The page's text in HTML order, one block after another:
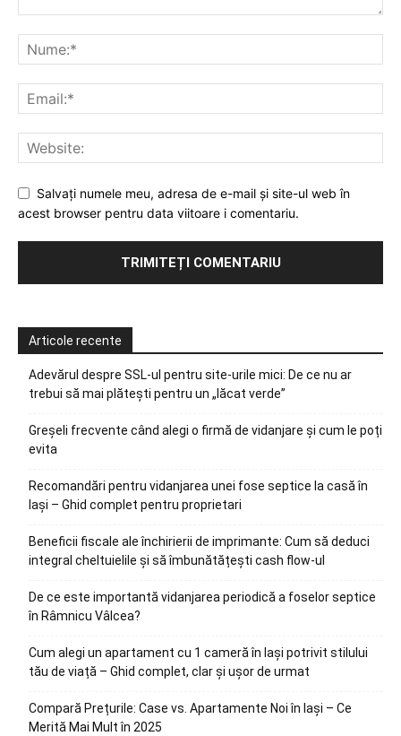
Salvați numele meu, adresa de e-mail și site-ul web în
acest browser pentru data viitoare i comentariu.
Articole recente
Adevărul despre SSL-ul pentru site-urile mici: De ce nu ar
trebui să mai plătești pentru un „lăcat verde”
Greșeli frecvente când alegi o firmă de vidanjare și cum le poți
evita
Recomandări pentru vidanjarea unei fose septice la casă în
Iași – Ghid complet pentru proprietari
Beneficii fiscale ale închirierii de imprimante: Cum să deduci
integral cheltuielile și să îmbunătățești cash flow-ul
De ce este importantă vidanjarea periodică a foselor septice
în Râmnicu Vâlcea?
Cum alegi un apartament cu 1 cameră în Iași potrivit stilului
tău de viață – Ghid complet, clar și ușor de urmat
Compară Prețurile: Case vs. Apartamente Noi în Iași – Ce
Merită Mai Mult în 2025